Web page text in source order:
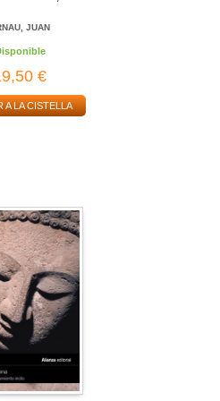
JUAN
€
A LA CISTELLA